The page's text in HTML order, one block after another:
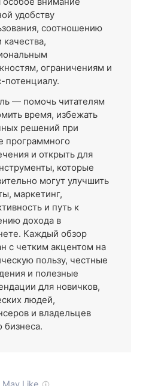
удобству
соотношению
ограничениям и
потенциалу.
— помочь читателям
время, избежать
решений при
программного
и открыть для
которые
могут улучшить
маркетинг,
и путь к
дохода в
Каждый обзор
с четким акцентом на
пользу, честные
и полезные
для новичков,
людей,
и владельцев
бизнеса.